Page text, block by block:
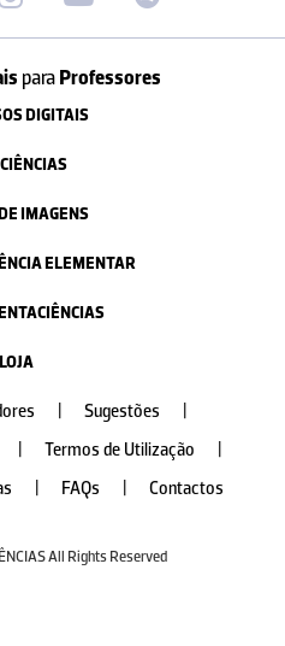
paraProfessores
DIGITAIS
IMAGENS
ELEMENTAR
LOJA
Sugestões
Termos de Utilização
FAQs Contactos
All Rights Reserved